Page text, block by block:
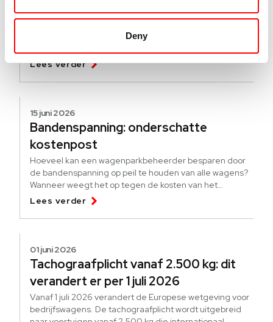
Deny
[update]
Een nieuwe regeling om elektrificatie te stimuleren. Wat
Lees verder
15 juni 2026
Bandenspanning: onderschatte
kostenpost
Hoeveel kan een wagenparkbeheerder besparen door
de bandenspanning op peil te houden van alle wagens?
Wanneer weegt het op tegen de kosten van het
bijhouden?
Lees verder
01 juni 2026
Tachograafplicht vanaf 2.500 kg: dit
verandert er per 1 juli 2026
Vanaf 1 juli 2026 verandert de Europese wetgeving voor
bedrijfswagens. De tachograafplicht wordt uitgebreid